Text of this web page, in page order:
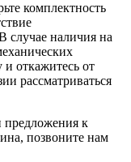
комплектность
случае наличия на
откажитесь от
рассматриваться
предложения к
позвоните нам